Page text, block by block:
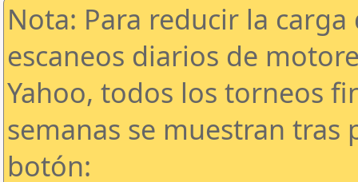
Nota: Para reducir la
escaneos diarios de
Yahoo, todos los torneos
semanas se muestran tras
botón: